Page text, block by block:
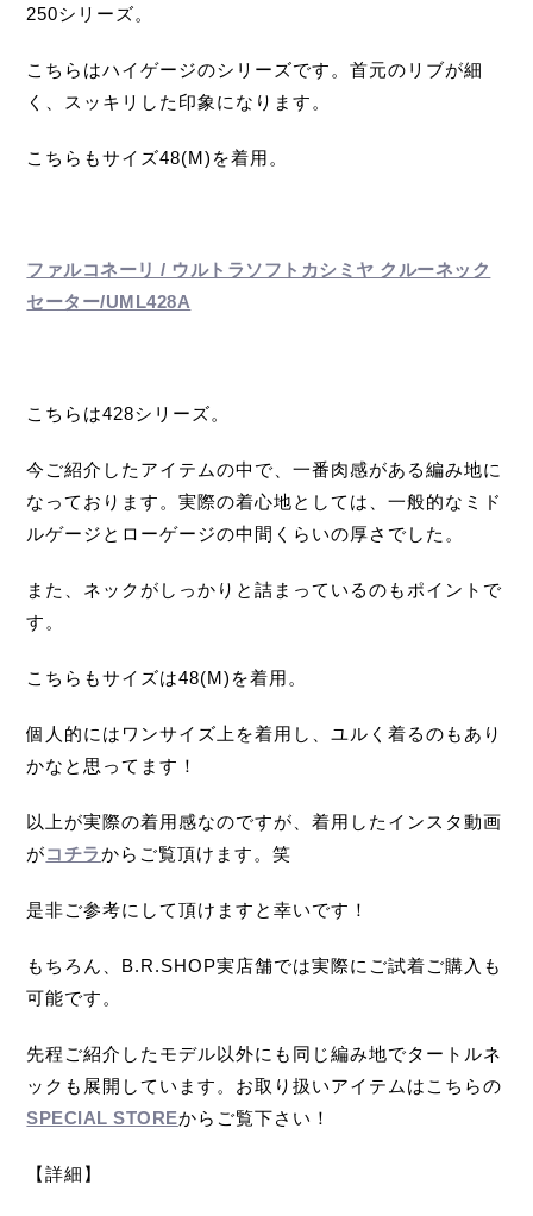
250シリーズ。
こちらはハイゲージのシリーズです。首元のリブが細
く、スッキリした印象になります。
こちらもサイズ48(M)を着用。
ファルコネーリ / ウルトラソフトカシミヤ クルーネック
セーター/UML428A
こちらは428シリーズ。
今ご紹介したアイテムの中で、一番肉感がある編み地に
なっております。実際の着心地としては、一般的なミド
ルゲージとローゲージの中間くらいの厚さでした。
また、ネックがしっかりと詰まっているのもポイントで
す。
こちらもサイズは48(M)を着用。
個人的にはワンサイズ上を着用し、ユルく着るのもあり
かなと思ってます！
以上が実際の着用感なのですが、着用したインスタ動画
がコチラからご覧頂けます。笑
是非ご参考にして頂けますと幸いです！
もちろん、B.R.SHOP実店舗では実際にご試着ご購入も
可能です。
先程ご紹介したモデル以外にも同じ編み地でタートルネ
ックも展開しています。お取り扱いアイテムはこちらの
SPECIAL STOREからご覧下さい！
【詳細】